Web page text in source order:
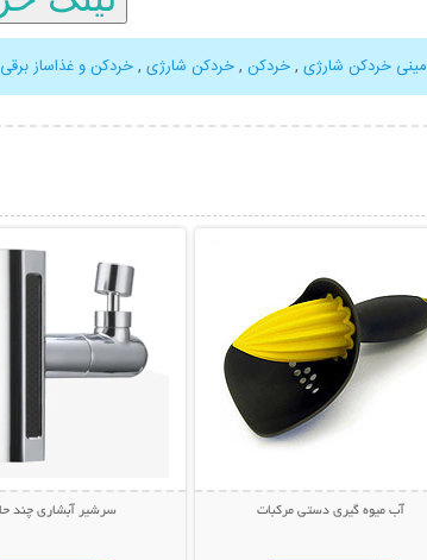
مینی خردکن شارژی ,خردکن ,خردکن شارژی ,خردکن و غذاساز برقی
آب میوه گیری دستی مرکبات سرشیر آبشاری چند